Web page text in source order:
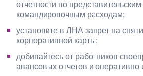
отчетности по представительским
командировочным расходам;
установите в ЛНА запрет на
корпоративной карты;
добивайтесь от работников
авансовых отчетов и оперативно